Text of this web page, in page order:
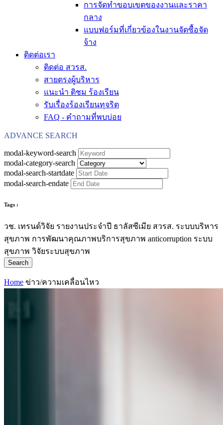
การจัดทำขอบเขตของงานและราคา
กลาง
แบบฟอร์มที่เกี่ยวข้องในงานจัดซื้อจัด
จ้าง
ติดต่อเรา
ติดต่อ สวรส.
สายตรงผู้บริหาร
แนะนำ ติชม ร้องเรียน
รับเรื่องร้องเรียนทุจริต
FAQ - คำถามที่พบบ่อย
ADVANCE SEARCH
modal-keyword-search
modal-category-search
modal-search-startdate
modal-search-endate
Tags :
วช. เทรนด์วิจัย รายงานประจำปี ธาลัสซีเมีย สวรส. ระบบบริหาร
สุขภาพ การพัฒนาคุณภาพบริการสุขภาพ anticorruption ระบบ
สุขภาพ วิจัยระบบสุขภาพ
Search
Home ข่าว/ความเคลื่อนไหว